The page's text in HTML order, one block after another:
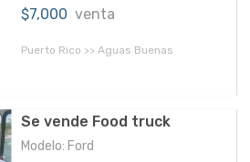
$7,000 venta
Puerto Rico >> Aguas Buenas
Se vende Food truck
Modelo: Ford